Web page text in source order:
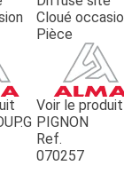
Cloué
Pièce
Voir le produit
PIGNON
Ref.
070257